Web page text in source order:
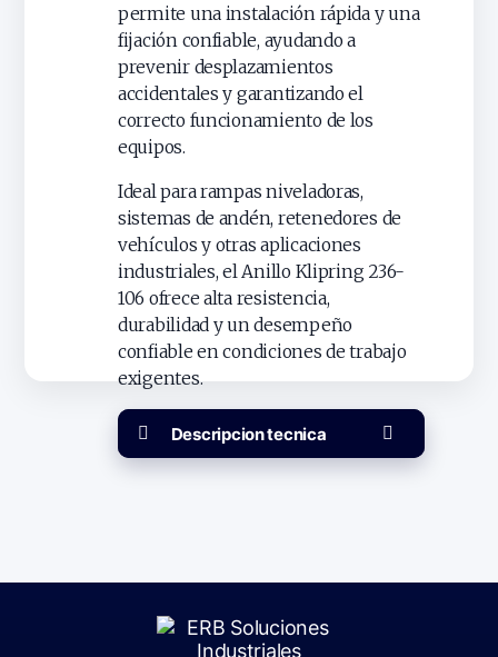
permite una instalación rápida y una
fijación confiable, ayudando a
prevenir desplazamientos
accidentales y garantizando el
correcto funcionamiento de los
equipos.
Ideal para rampas niveladoras,
sistemas de andén, retenedores de
vehículos y otras aplicaciones
industriales, el Anillo Klipring 236-
106 ofrece alta resistencia,
durabilidad y un desempeño
confiable en condiciones de trabajo
exigentes.
Descripcion tecnica